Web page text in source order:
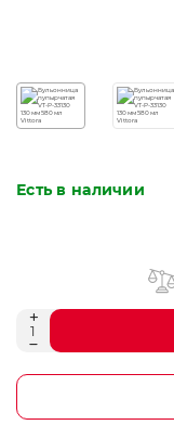
Есть в наличии